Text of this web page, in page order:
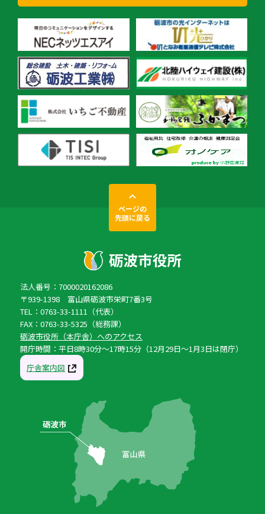
ページの
先頭に戻る
法人番号：7000020162086
〒939-1398 富山県砺波市栄町7番3号
TEL：0763-33-1111（代表）
FAX：0763-33-5325（総務課）
砺波市役所（本庁舎）へのアクセス
開庁時間：平日8時30分〜17時15分（12月29日〜1月3日は閉庁）
庁舎案内図